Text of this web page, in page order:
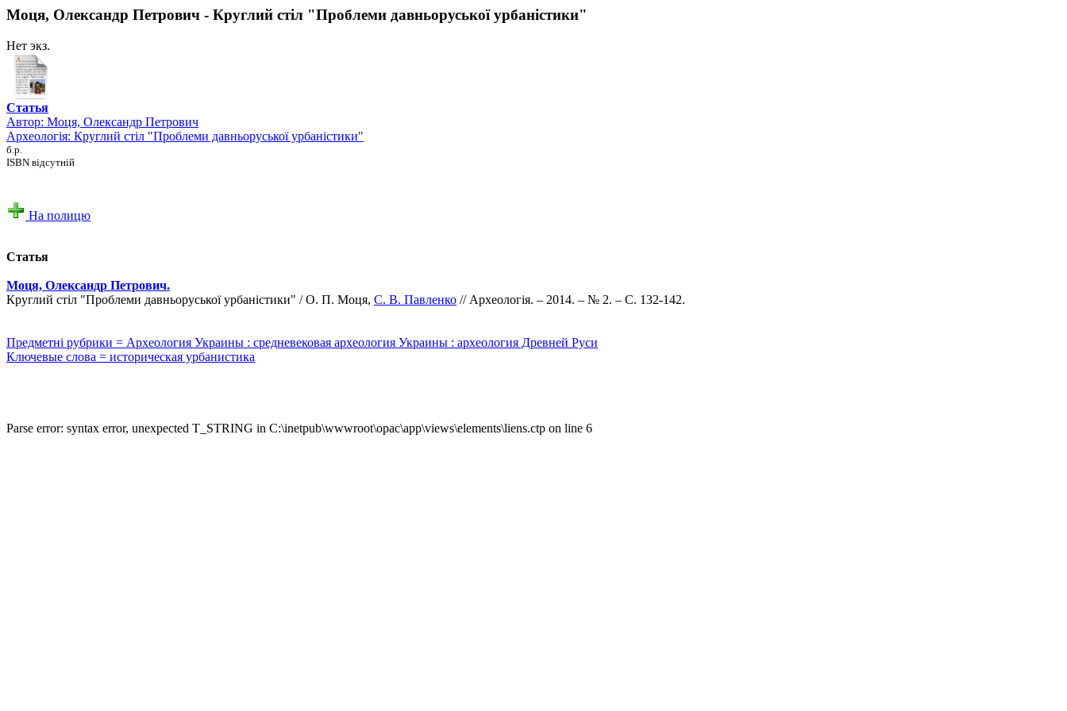
Моця, Олександр Петрович - Круглий стіл "Проблеми давньоруської урбаністики"
Нет экз.
Статья
Автор: Моця, Олександр Петрович
Археологія: Круглий стіл "Проблеми давньоруської урбаністики"
б.р.
ISBN відсутній
На полицю
Статья
Моця, Олександр Петрович.
Круглий стіл "Проблеми давньоруської урбаністики" / О. П. Моця, С. В. Павленко // Археологія. – 2014. – № 2. – С. 132-142.
Предметні рубрики = Археология Украины : средневековая археология Украины : археология Древней Руси
Ключевые слова = историческая урбанистика
Parse error: syntax error, unexpected T_STRING in C:\inetpub\wwwroot\opac\app\views\elements\liens.ctp on line 6